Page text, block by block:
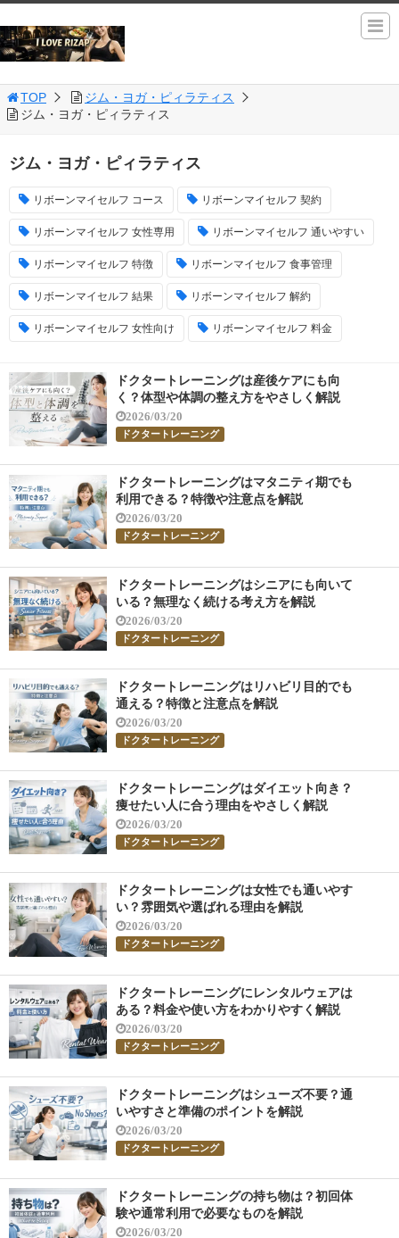
TOP
ジム・ヨガ・ピィラティス
ジム・ヨガ・ピィラティス
ジム・ヨガ・ピィラティス
リボーンマイセルフ コース リボーンマイセルフ 契約
リボーンマイセルフ 女性専用 リボーンマイセルフ 通いやすい
リボーンマイセルフ 特徴 リボーンマイセルフ 食事管理
リボーンマイセルフ 結果 リボーンマイセルフ 解約
リボーンマイセルフ 女性向け リボーンマイセルフ 料金
ドクタートレーニングは産後ケアにも向
く？体型や体調の整え方をやさしく解説
2026/03/20
ドクタートレーニング
ドクタートレーニングはマタニティ期でも
利用できる？特徴や注意点を解説
2026/03/20
ドクタートレーニング
ドクタートレーニングはシニアにも向いて
いる？無理なく続ける考え方を解説
2026/03/20
ドクタートレーニング
ドクタートレーニングはリハビリ目的でも
通える？特徴と注意点を解説
2026/03/20
ドクタートレーニング
ドクタートレーニングはダイエット向き？
痩せたい人に合う理由をやさしく解説
2026/03/20
ドクタートレーニング
ドクタートレーニングは女性でも通いやす
い？雰囲気や選ばれる理由を解説
2026/03/20
ドクタートレーニング
ドクタートレーニングにレンタルウェアは
ある？料金や使い方をわかりやすく解説
2026/03/20
ドクタートレーニング
ドクタートレーニングはシューズ不要？通
いやすさと準備のポイントを解説
2026/03/20
ドクタートレーニング
ドクタートレーニングの持ち物は？初回体
験や通常利用で必要なものを解説
2026/03/20